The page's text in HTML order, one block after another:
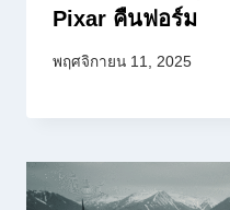
Pixar คืนฟอร์ม
พฤศจิกายน 11, 2025